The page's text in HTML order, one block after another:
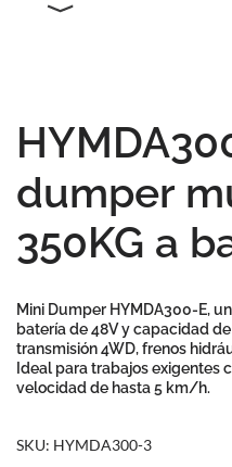
dumper
350KG a
Mini Dumper HYMDA300-E,
batería de 48V y capacidad
transmisión 4WD, frenos
Ideal para trabajos exigentes
velocidad de hasta 5 km/h.
SKU: HYMDA300-3